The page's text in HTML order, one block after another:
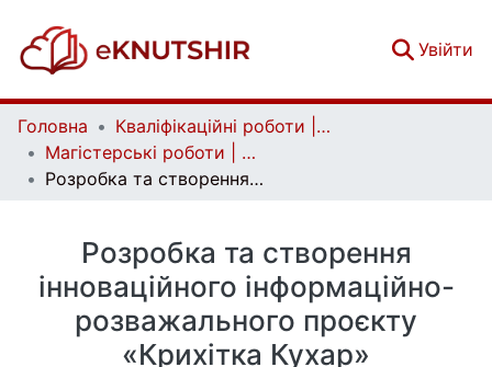
Увійти
Головна
Кваліфікаційні роботи | Qualifying works
Магістерські роботи | Master's theses
Розробка та створення інноваційного інформаційно-розважального проєкту «Крихітка Кухар»
Розробка та створення
інноваційного інформаційно-
розважального проєкту
«Крихітка Кухар»